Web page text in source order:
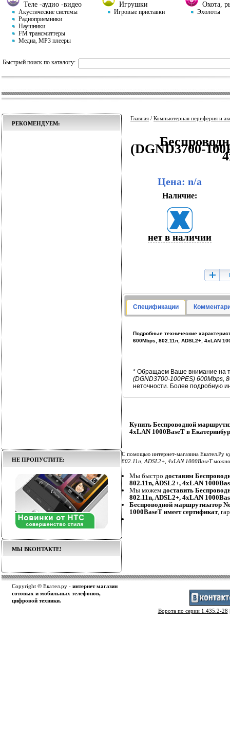
Теле -аудио -видео
Акустические системы
Радиоприемники
Наушники
FM трансмиттеры
Медиа, MP3 плееры
Игрушки
Игровые приставки
Охота,
Эхолоты
Быстрый поиск по каталогу:
РЕКОМЕНДУЕМ:
НЕ ПРОПУСТИТЕ:
МЫ ВКОНТАКТЕ!
Главная / Компьютерная периферия и
(DGND3700-
Цена: n/a
Наличие:
нет в наличии
Спецификации
Подробные технические
600Mbps, 802.11n, ADSL2+, 4xLAN
* Обращаем Ваше внимание на
(DGND3700-100PES) 600Mbps,
неточности. Более подробную
Купить Беспроводной
4xLAN 1000BaseT в
С помощью интернет-магазина Екател.Ру
802.11n, ADSL2+, 4xLAN 1000BaseTможно
Мы быстро доставим
802.11n, ADSL2+, 4xLAN
Мы можем доставить
802.11n, ADSL2+, 4xLAN
Беспроводной маршрутизатор
1000BaseT имеет сертификат,
Copyright © Екател.ру - интернет магазин
сотовых и мобильных телефонов,
цифровой техники.
Ворота по серии 1.435.2-28